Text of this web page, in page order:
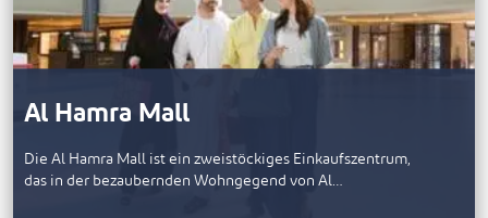
Al Hamra Mall
Die Al Hamra Mall ist ein zweistöckiges Einkaufszentrum,
das in der bezaubernden Wohngegend von Al…